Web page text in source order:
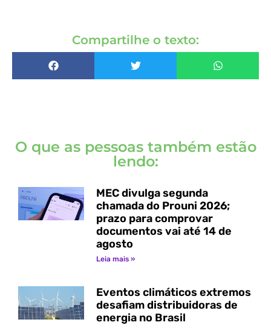
Compartilhe o texto:
O que as pessoas também estão
lendo:
MEC divulga segunda
chamada do Prouni 2026;
prazo para comprovar
documentos vai até 14 de
agosto
Leia mais »
Eventos climáticos extremos
desafiam distribuidoras de
energia no Brasil